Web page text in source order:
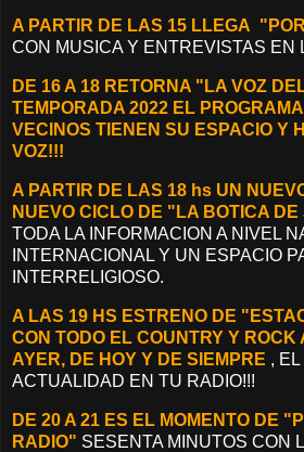
A PARTIR DE LAS 15 LLEGA
CON MUSICA Y ENTREVISTAS EN
DE 16 A 18 RETORNA "LA VOZ
TEMPORADA 2022 EL
VECINOS TIENEN SU ESPACIO Y
VOZ!!!
A PARTIR DE LAS 18 hs UN
NUEVO CICLO DE "LA BOTICA
TODA LA INFORMACION A NIVEL
INTERNACIONAL Y UN ESPACIO
INTERRELIGIOSO.
A LAS 19 HS ESTRENO DE
CON TODO EL COUNTRY Y ROCK
AYER, DE HOY Y DE SIEMPRE ,
ACTUALIDAD EN TU RADIO!!!
DE 20 A 21 ES EL MOMENTO DE
RADIO" SESENTA MINUTOS CON